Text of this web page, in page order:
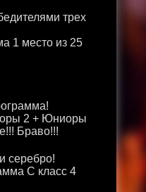
трех
1 место из 25
2 + Юниоры
Браво!!!
серебро!
С класс 4